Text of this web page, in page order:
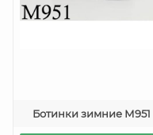
Ботинки зимние М951